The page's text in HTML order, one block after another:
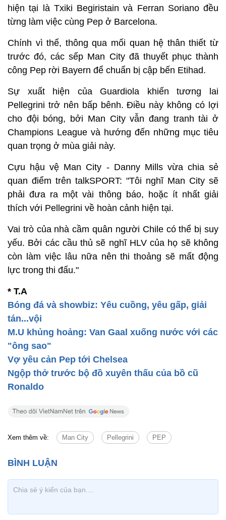
hiện tại là Txiki Begiristain và Ferran Soriano đều
từng làm việc cùng Pep ở Barcelona.
Chính vì thế, thông qua mối quan hệ thân thiết từ
trước đó, các sếp Man City đã thuyết phục thành
công Pep rời Bayern để chuẩn bị cập bến Etihad.
Sự xuất hiện của Guardiola khiến tương lai
Pellegrini trở nên bấp bênh. Điều này không có lợi
cho đội bóng, bởi Man City vẫn đang tranh tài ở
Champions League và hướng đến những mục tiêu
quan trọng ở mùa giải này.
Cựu hậu vệ Man City - Danny Mills vừa chia sẻ
quan điểm trên talkSPORT: "Tôi nghĩ Man City sẽ
phải đưa ra một vài thông báo, hoặc ít nhất giải
thích với Pellegrini về hoàn cảnh hiện tại.
Vai trò của nhà cầm quân người Chile có thể bị suy
yếu. Bởi các cầu thủ sẽ nghĩ HLV của họ sẽ không
còn làm việc lâu nữa nên thi thoảng sẽ mất động
lực trong thi đấu."
* T.A
Bóng đá và showbiz: Yêu cuồng, yêu gấp, giải
tán...vội
M.U khủng hoảng: Van Gaal xuống nước với các
"ông sao"
Vợ yêu cản Pep tới Chelsea
Ngộp thở trước bộ đồ xuyên thấu của bồ cũ
Ronaldo
Xem thêm về: Man City Pellegrini PEP